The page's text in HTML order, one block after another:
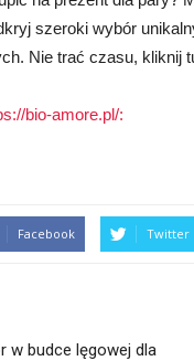
szeroki wybór
Nie trać czasu, kliknij
bio-amore.pl/:
Facebook Twitter
w budce lęgowej dla